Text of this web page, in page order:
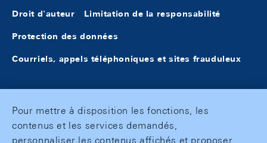
Droit d'auteur Limitation de la responsabilité
Protection des données
Courriels, appels téléphoniques et sites frauduleux
Pour mettre à disposition les fonctions, les
contenus et les services demandés,
personnaliser les contenus affichés et proposer